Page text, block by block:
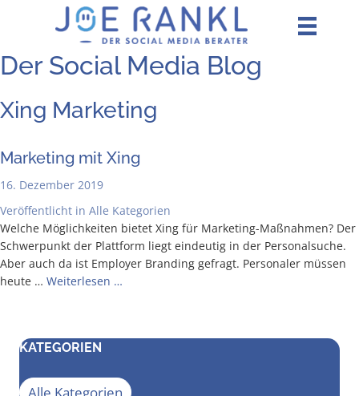
Der Social Media Blog
Xing Marketing
Mar­ke­ting mit Xing
16. Dezember 2019
Veröffentlicht in Alle Kategorien
Wel­che Mög­lich­kei­ten bie­tet Xing für Mar­ke­­ting-Maß­­nah­­men? Der
Schwer­punkt der Platt­form liegt ein­deu­tig in der Per­so­nal­su­che.
Aber auch da ist Employ­er Bran­ding gefragt. Per­so­na­ler müs­sen
heu­te … Wei­ter­le­sen …
KATEGORIEN